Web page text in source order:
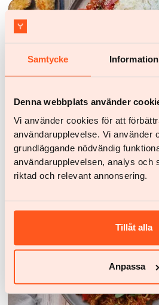
Samtycke Information
Denna webbplats använder
Vi använder cookies för att
användarupplevelse. Vi använder
grundläggande nödvändig
användarupplevelsen, analys och
riktad och relevant annonsering.
Tillåt alla
Anpassa
Krispig kyckling med grönsaker i